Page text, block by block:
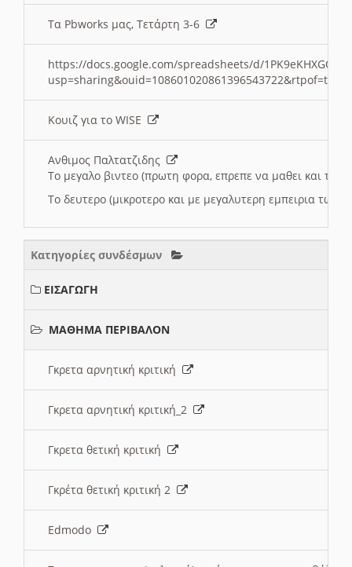
Τα Pbworks μας, Τετάρτη 3-6
https://docs.google.com/spreadsheets/d/
Κουιζ για το WISE
Ανθιμος Παλτατζιδης
Το μεγαλο βιντεο (πρωτη φορα, επρεπε να μαθει και το
Το δευτερο (μικροτερο και με μεγαλυτερη εμπειρια
Κατηγορίες συνδέσμων
ΕΙΣΑΓΩΓΗ
ΜΑΘΗΜΑ ΠΕΡΙΒΑΛΟΝ
Γκρετα αρνητική κριτική
Γκρετα αρνητική κριτική_2
Γκρετα θετική κριτική
Γκρέτα θετική κριτική 2
Edmodo